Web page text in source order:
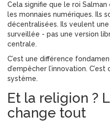
Cela signifie que le roi
les monnaies numériques. Ils
décentralisées. Ils veulent
surveillée - pas une version
centrale.
C’est une différence
d’empêcher l’innovation.
système.
Et la religion ?
change tout